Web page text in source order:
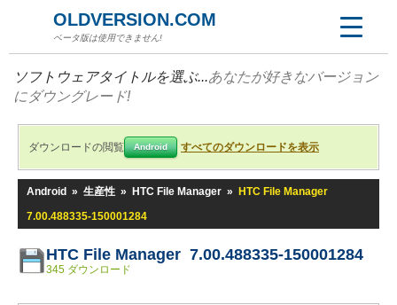
OLDVERSION.COM
ベータ版は使用できません!
ソフトウェアタイトルを選ぶ...あなたが好きなバージョン
にダウングレード!
ダウンロードの閲覧 Android すべてのダウンロードを表示
Android » 生産性 » HTC File Manager »
HTC File Manager
7.00.488335-150001284
HTC File Manager 7.00.488335-150001284
345 ダウンロード